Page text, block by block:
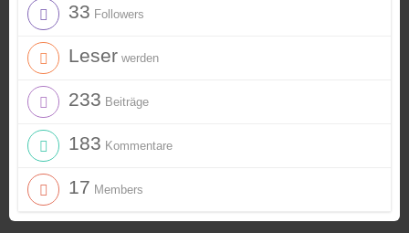
33 Followers
Leser werden
233 Beiträge
183 Kommentare
17 Members